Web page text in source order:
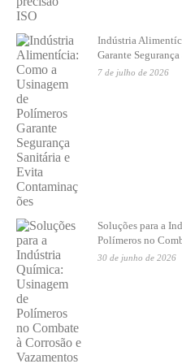
Indústria
Garante
7 de julho de 2026
Soluções para a
Polímeros no
30 de junho de 2026